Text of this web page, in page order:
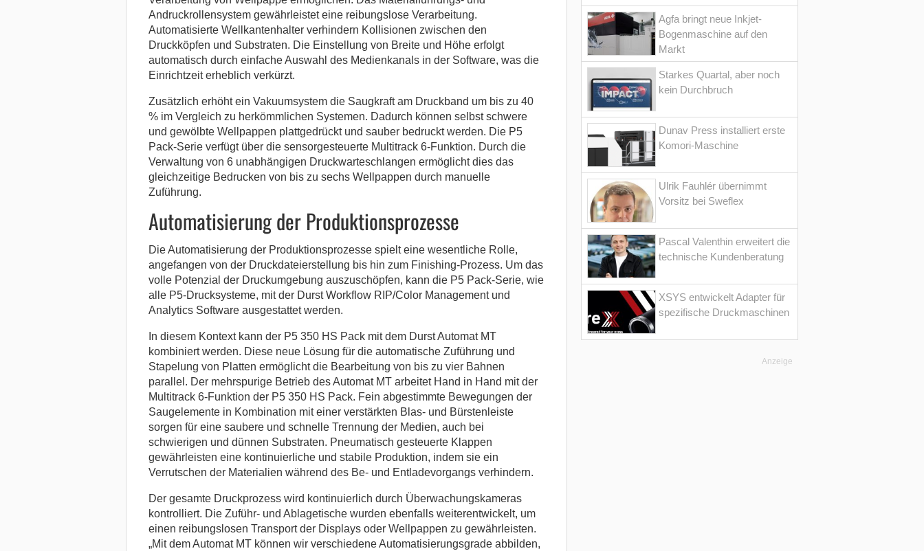
Andruckrollensystem gewährleistet eine reibungslose Verarbeitung.
Automatisierte Wellkantenhalter verhindern Kollisionen zwischen den
Druckköpfen und Substraten. Die Einstellung von Breite und Höhe erfolgt
automatisch durch einfache Auswahl des Medienkanals in der Software, was die
Einrichtzeit erheblich verkürzt.
Zusätzlich erhöht ein Vakuumsystem die Saugkraft am Druckband um bis zu 40
% im Vergleich zu herkömmlichen Systemen. Dadurch können selbst schwere
und gewölbte Wellpappen plattgedrückt und sauber bedruckt werden. Die P5
Pack-Serie verfügt über die sensorgesteuerte Multitrack 6-Funktion. Durch die
Verwaltung von 6 unabhängigen Druckwarteschlangen ermöglicht dies das
gleichzeitige Bedrucken von bis zu sechs Wellpappen durch manuelle
Zuführung.
Automatisierung der Produktionsprozesse
Die Automatisierung der Produktionsprozesse spielt eine wesentliche Rolle,
angefangen von der Druckdateierstellung bis hin zum Finishing-Prozess. Um das
volle Potenzial der Druckumgebung auszuschöpfen, kann die P5 Pack-Serie, wie
alle P5-Drucksysteme, mit der Durst Workflow RIP/Color Management und
Analytics Software ausgestattet werden.
In diesem Kontext kann der P5 350 HS Pack mit dem Durst Automat MT
kombiniert werden. Diese neue Lösung für die automatische Zuführung und
Stapelung von Platten ermöglicht die Bearbeitung von bis zu vier Bahnen
parallel. Der mehrspurige Betrieb des Automat MT arbeitet Hand in Hand mit der
Multitrack 6-Funktion der P5 350 HS Pack. Fein abgestimmte Bewegungen der
Saugelemente in Kombination mit einer verstärkten Blas- und Bürstenleiste
sorgen für eine saubere und schnelle Trennung der Medien, auch bei
schwierigen und dünnen Substraten. Pneumatisch gesteuerte Klappen
gewährleisten eine kontinuierliche und stabile Produktion, indem sie ein
Verrutschen der Materialien während des Be- und Entladevorgangs verhindern.
Der gesamte Druckprozess wird kontinuierlich durch Überwachungskameras
kontrolliert. Die Zuführ- und Ablagetische wurden ebenfalls weiterentwickelt, um
einen reibungslosen Transport der Displays oder Wellpappen zu gewährleisten.
„Mit dem Automat MT können wir verschiedene Automatisierungsgrade abbilden,
Agfa bringt neue Inkjet-
Bogenmaschine auf den
Markt
Starkes Quartal, aber noch
kein Durchbruch
Dunav Press installiert erste
Komori-Maschine
Ulrik Fauhlér übernimmt
Vorsitz bei Sweflex
Pascal Valenthin erweitert die
technische Kundenberatung
XSYS entwickelt Adapter für
spezifische Druckmaschinen
Anzeige